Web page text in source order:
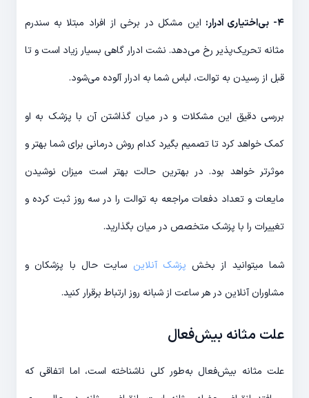
۴- بی‌اختیاری ادرار:
این مشکل در برخی از افراد مبتلا به سندرم
مثانه تحریک‌پذیر رخ می‌دهد. نشت ادرار گاهی بسیار زیاد است و تا
قبل از رسیدن به توالت، لباس شما به ادرار آلوده می‌شود.
بررسی دقیق این مشکلات و در میان گذاشتن آن با پزشک به او
کمک خواهد کرد تا تصمیم بگیرد کدام روش درمانی برای شما بهتر و
موثرتر خواهد بود. در بهترین حالت بهتر است میزان نوشیدن
مایعات و تعداد دفعات مراجعه به توالت را در سه روز ثبت کرده و
تغییرات را با پزشک متخصص در میان بگذارید.
شما میتوانید از بخش پزشک آنلاین سایت حال با پزشکان و
مشاوران آنلاین در هر ساعت از شبانه روز ارتباط برقرار کنید.
علت مثانه ‌بیش‌فعال
علت مثانه ‌بیش‌فعال به‌طور کلی ناشناخته است، اما اتفاقی که